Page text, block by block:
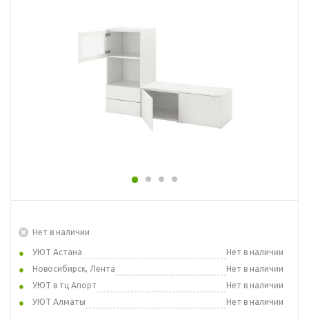
Нет в наличии
УЮТ Астана
Нет в наличии
Новосибирск, Лента
Нет в наличии
УЮТ в тц Апорт
Нет в наличии
УЮТ Алматы
Нет в наличии